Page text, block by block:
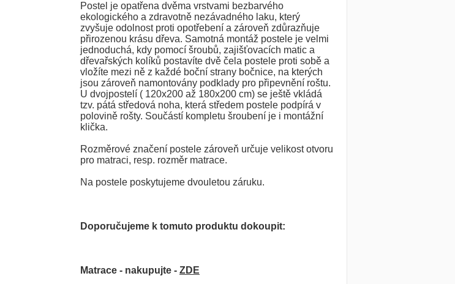
Postel je opatřena dvěma vrstvami bezbarvého
ekologického a zdravotně nezávadného laku, který
zvyšuje odolnost proti opotřebení a zároveň zdůrazňuje
přirozenou krásu dřeva. Samotná montáž postele je velmi
jednoduchá, kdy pomocí šroubů, zajišťovacích matic a
dřevařských kolíků postavíte dvě čela postele proti sobě a
vložíte mezi ně z každé boční strany bočnice, na kterých
jsou zároveň namontovány podklady pro připevnění roštu.
U dvojpostelí ( 120x200 až 180x200 cm) se ještě vkládá
tzv. pátá středová noha, která středem postele podpírá v
polovině rošty. Součástí kompletu šroubení je i montážní
klička.
Rozměrové značení postele zároveň určuje velikost otvoru
pro matraci, resp. rozměr matrace.
Na postele poskytujeme dvouletou záruku.
Doporučujeme k tomuto produktu dokoupit:
Matrace - nakupujte - ZDE